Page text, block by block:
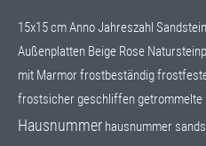
15x15 cmAnno Jahreszahl
Außenplatten Beige Rose
mit Marmorfrostbeständig
frostsichergeschliffengetrommelte
Hausnummer hausnummer